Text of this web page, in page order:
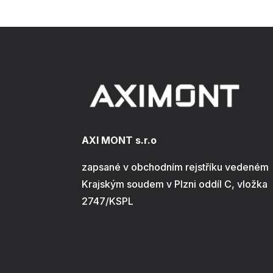
AXI MONT s.r.o
zapsané v obchodním rejstříku vedeném
Krajským soudem v Plzni oddíl C, vložka
2747/KSPL